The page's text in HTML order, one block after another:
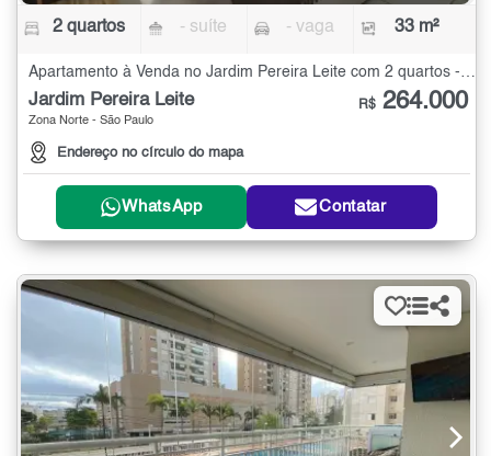
2 quartos - suíte - vaga 33 m²
Jardim Pereira Leite
Zona Norte - São Paulo
Endereço no círculo do mapa
R$ 264.000
WhatsApp Contatar